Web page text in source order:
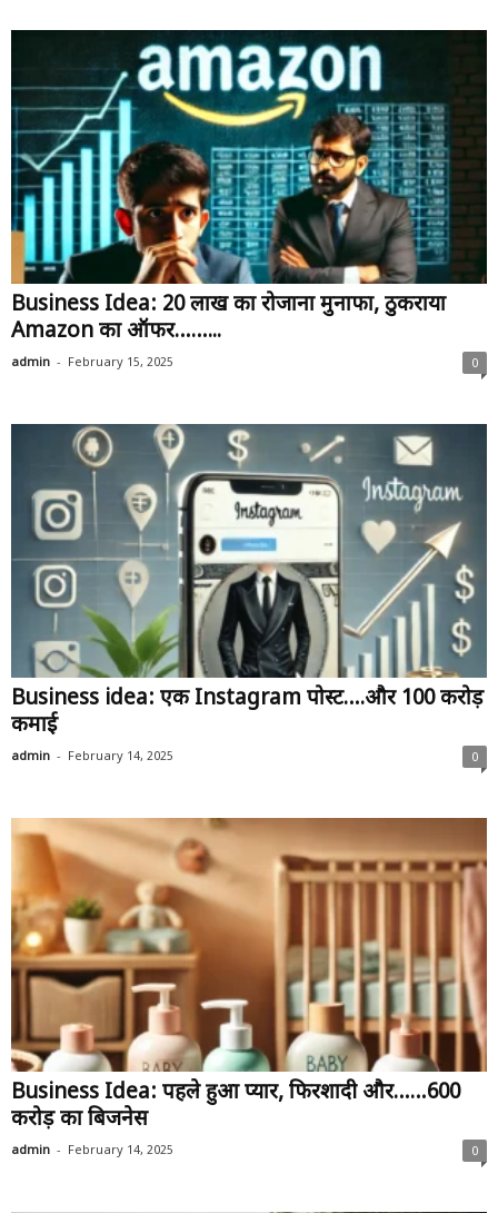
Business Idea: ₹20 लाख का रोजाना मुनाफा, ठुकराया
Amazon का ऑफर……...
admin - February 15, 2025 0
Business idea: एक Instagram पोस्ट….और 100 करोड़
कमाई
admin - February 14, 2025 0
Business Idea: पहले हुआ प्यार, फिरशादी और……600
करोड़ का बिजनेस
admin - February 14, 2025 0